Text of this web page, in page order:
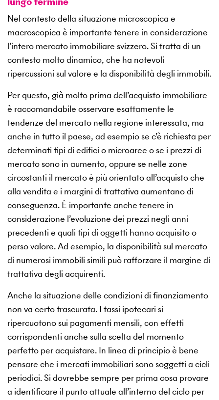
Nel contesto della situazione microscopica e
macroscopica è importante tenere in considerazione
l’intero mercato immobiliare svizzero. Si tratta di un
contesto molto dinamico, che ha notevoli
ripercussioni sul valore e la disponibilità degli immobili.
Per questo, già molto prima dell’acquisto immobiliare
è raccomandabile osservare esattamente le
tendenze del mercato nella regione interessata, ma
anche in tutto il paese, ad esempio se c’è richiesta per
determinati tipi di edifici o microaree o se i prezzi di
mercato sono in aumento, oppure se nelle zone
circostanti il mercato è più orientato all’acquisto che
alla vendita e i margini di trattativa aumentano di
conseguenza. È importante anche tenere in
considerazione l’evoluzione dei prezzi negli anni
precedenti e quali tipi di oggetti hanno acquisito o
perso valore. Ad esempio, la disponibilità sul mercato
di numerosi immobili simili può rafforzare il margine di
trattativa degli acquirenti.
Anche la situazione delle condizioni di finanziamento
non va certo trascurata. I tassi ipotecari si
ripercuotono sui pagamenti mensili, con effetti
corrispondenti anche sulla scelta del momento
perfetto per acquistare. In linea di principio è bene
pensare che i mercati immobiliari sono soggetti a cicli
periodici. Si dovrebbe sempre per prima cosa provare
a identificare il punto attuale all’interno del ciclo per